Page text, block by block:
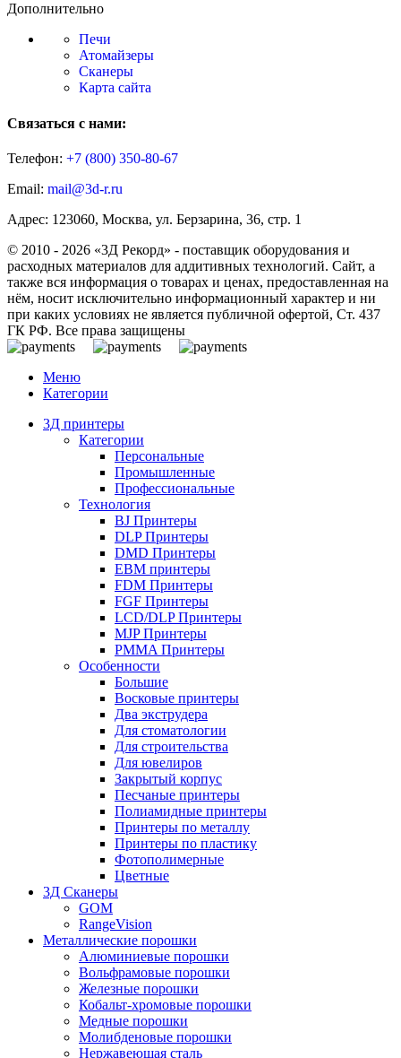
Дополнительно
Печи
Атомайзеры
Сканеры
Карта сайта
Связаться с нами:
Телефон: +7 (800) 350-80-67
Email: mail@3d-r.ru
Адрес: 123060, Москва, ул. Берзарина, 36, стр. 1
© 2010 - 2026 «3Д Рекорд» - поставщик оборудования и
расходных материалов для аддитивных технологий. Сайт, а
также вся информация о товарах и ценах, предоставленная на
нём, носит исключительно информационный характер и ни
при каких условиях не является публичной офертой, Ст. 437
ГК РФ. Все права защищены
Меню
Категории
3Д принтеры
Категории
Персональные
Промышленные
Профессиональные
Технология
BJ Принтеры
DLP Принтеры
DMD Принтеры
EBM принтеры
FDM Принтеры
FGF Принтеры
LCD/DLP Принтеры
MJP Принтеры
PMMA Принтеры
Особенности
Большие
Восковые принтеры
Два экструдера
Для стоматологии
Для строительства
Для ювелиров
Закрытый корпус
Песчаные принтеры
Полиамидные принтеры
Принтеры по металлу
Принтеры по пластику
Фотополимерные
Цветные
3Д Сканеры
GOM
RangeVision
Металлические порошки
Алюминиевые порошки
Вольфрамовые порошки
Железные порошки
Кобальт-хромовые порошки
Медные порошки
Молибденовые порошки
Нержавеющая сталь